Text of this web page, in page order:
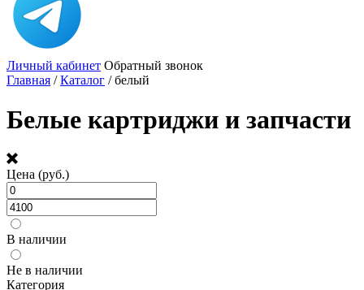
Личный кабинет Обратный звонок
Главная /Каталог /белый
Белые картриджи и запчасти
Цена (руб.)
В наличии
Не в наличии
Категория